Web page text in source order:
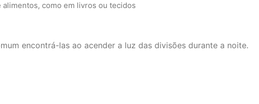
alimentos, como em livros ou tecidos
encontrá-las ao acender a luz das divisões durante a noite.